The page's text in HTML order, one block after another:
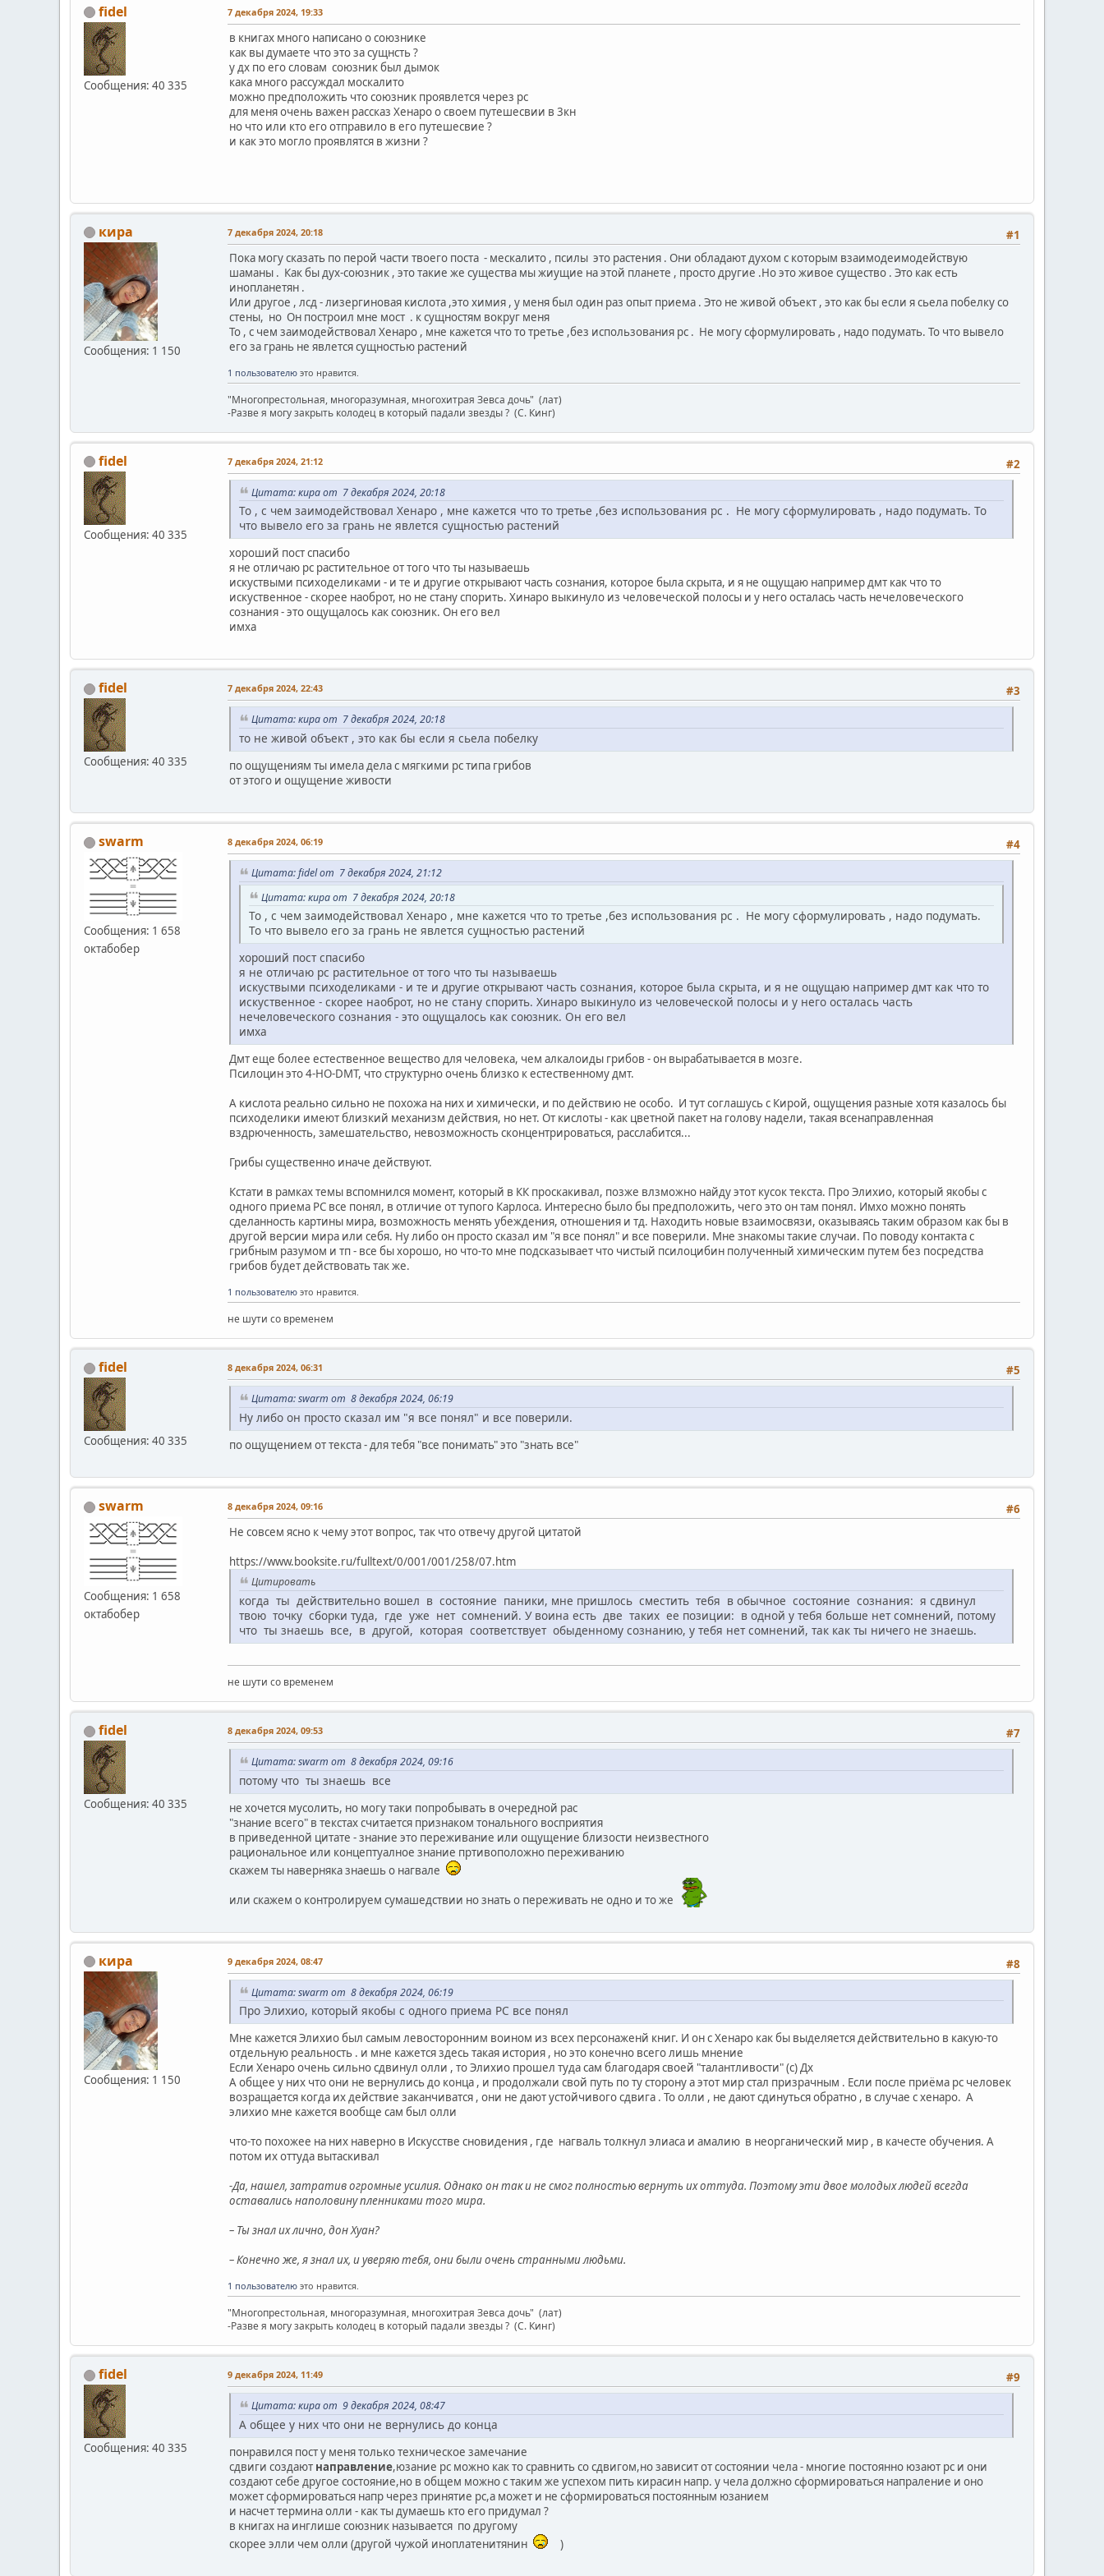
fidel
Сообщения: 40 335
7 декабря 2024, 19:33
в книгах много написано о союзнике
как вы думаете что это за сущнсть ?
у дх по его словам союзник был дымок
кака много рассуждал москалито
можно предположить что союзник проявлется через рс
для меня очень важен рассказ Хенаро о своем путешесвии в 3кн
но что или кто его отправило в его путешесвие ?
и как это могло проявлятся в жизни ?
кира
Сообщения: 1 150
#1
7 декабря 2024, 20:18
Пока могу сказать по перой части твоего поста - мескалито , псилы это растения . Они обладают духом с которым взаимодеимодействую
шаманы . Как бы дух-союзник , это такие же существа мы жиущие на этой планете , просто другие .Но это живое существо . Это как есть
инопланетян .
Или другое , лсд - лизергиновая кислота ,это химия , у меня был один раз опыт приема . Это не живой объект , это как бы если я сьела побелку со
стены, но Он построил мне мост . к сущностям вокруг меня
То , с чем заимодействовал Хенаро , мне кажется что то третье ,без использования рс . Не могу сформулировать , надо подумать. То что вывело
его за грань не явлется сущностью растений
1 пользователю это нравится.
"Многопрестольная, многоразумная, многохитрая Зевса дочь" (лат)
-Разве я могу закрыть колодец в который падали звезды ? (C. Кинг)
fidel
Сообщения: 40 335
#2
7 декабря 2024, 21:12
Цитата: кира от 7 декабря 2024, 20:18
То , с чем заимодействовал Хенаро , мне кажется что то третье ,без использования рс . Не могу сформулировать , надо подумать. То
что вывело его за грань не явлется сущностью растений
хороший пост спасибо
я не отличаю рс растительное от того что ты называешь
искуствыми психоделиками - и те и другие открывают часть сознания, которое была скрыта, и я не ощущаю например дмт как что то
искуственное - скорее наоброт, но не стану спорить. Хинаро выкинуло из человеческой полосы и у него осталась часть нечеловеческого
сознания - это ощущалось как союзник. Он его вел
имха
fidel
Сообщения: 40 335
#3
7 декабря 2024, 22:43
Цитата: кира от 7 декабря 2024, 20:18
то не живой объект , это как бы если я сьела побелку
по ощущениям ты имела дела с мягкими рс типа грибов
от этого и ощущение живости
swarm
Сообщения: 1 658
октабобер
#4
8 декабря 2024, 06:19
Цитата: fidel от 7 декабря 2024, 21:12
Цитата: кира от 7 декабря 2024, 20:18
То , с чем заимодействовал Хенаро , мне кажется что то третье ,без использования рс . Не могу сформулировать , надо подумать.
То что вывело его за грань не явлется сущностью растений
хороший пост спасибо
я не отличаю рс растительное от того что ты называешь
искуствыми психоделиками - и те и другие открывают часть сознания, которое была скрыта, и я не ощущаю например дмт как что то
искуственное - скорее наоброт, но не стану спорить. Хинаро выкинуло из человеческой полосы и у него осталась часть
нечеловеческого сознания - это ощущалось как союзник. Он его вел
имха
Дмт еще более естественное вещество для человека, чем алкалоиды грибов - он вырабатывается в мозге.
Псилоцин это 4-HO-DMT, что структурно очень близко к естественному дмт.
А кислота реально сильно не похожа на них и химически, и по действию не особо. И тут соглашусь с Кирой, ощущения разные хотя казалось бы
психоделики имеют близкий механизм действия, но нет. От кислоты - как цветной пакет на голову надели, такая всенаправленная
вздрюченность, замешательство, невозможность сконцентрироваться, расслабится...
Грибы существенно иначе действуют.
Кстати в рамках темы вспомнился момент, который в КК проскакивал, позже влзможно найду этот кусок текста. Про Элихио, который якобы с
одного приема РС все понял, в отличие от тупого Карлоса. Интересно было бы предположить, чего это он там понял. Имхо можно понять
сделанность картины мира, возможность менять убеждения, отношения и тд. Находить новые взаимосвязи, оказываясь таким образом как бы в
другой версии мира или себя. Ну либо он просто сказал им "я все понял" и все поверили. Мне знакомы такие случаи. По поводу контакта с
грибным разумом и тп - все бы хорошо, но что-то мне подсказывает что чистый псилоцибин полученный химическим путем без посредства
грибов будет действовать так же.
1 пользователю это нравится.
не шути со временем
fidel
Сообщения: 40 335
#5
8 декабря 2024, 06:31
Цитата: swarm от 8 декабря 2024, 06:19
Ну либо он просто сказал им "я все понял" и все поверили.
по ощущением от текста - для тебя "все понимать" это "знать все"
swarm
Сообщения: 1 658
октабобер
#6
8 декабря 2024, 09:16
Не совсем ясно к чему этот вопрос, так что отвечу другой цитатой
https://www.booksite.ru/fulltext/0/001/001/258/07.htm
Цитировать
когда ты действительно вошел в состояние паники, мне пришлось сместить тебя в обычное состояние сознания: я сдвинул
твою точку сборки туда, где уже нет сомнений. У воина есть две таких ее позиции: в одной у тебя больше нет сомнений, потому
что ты знаешь все, в другой, которая соответствует обыденному сознанию, у тебя нет сомнений, так как ты ничего не знаешь.
не шути со временем
fidel
Сообщения: 40 335
#7
8 декабря 2024, 09:53
Цитата: swarm от 8 декабря 2024, 09:16
потому что ты знаешь все
не хочется мусолить, но могу таки попробывать в очередной рас
"знание всего" в текстах считается признаком тонального восприятия
в приведенной цитате - знание это переживание или ощущение близости неизвестного
рациональное или концептуалное знание пртивоположно переживанию
скажем ты наверняка знаешь о нагвале
или скажем о контролируем сумашедствии но знать о переживать не одно и то же
кира
Сообщения: 1 150
#8
9 декабря 2024, 08:47
Цитата: swarm от 8 декабря 2024, 06:19
Про Элихио, который якобы с одного приема РС все понял
Мне кажется Элихио был самым левосторонним воином из всех персонаженй книг. И он с Хенаро как бы выделяется действительно в какую-то
отдельную реальность . и мне кажется здесь такая история , но это конечно всего лишь мнение
Если Хенаро очень сильно сдвинул олли , то Элихио прошел туда сам благодаря своей "талантливости" (с) Дх
А общее у них что они не вернулись до конца , и продолжали свой путь по ту сторону а этот мир стал призрачным . Если после приёма рс человек
возращается когда их действие заканчиватся , они не дают устойчивого сдвига . То олли , не дают сдинуться обратно , в случае с хенаро. А
элихио мне кажется вообще сам был олли
что-то похожее на них наверно в Искусстве сновидения , где нагваль толкнул элиаса и амалию в неорганический мир , в качесте обучения. А
потом их оттуда вытаскивал
-Да, нашел, затратив огромные усилия. Однако он так и не смог полностью вернуть их оттуда. Поэтому эти двое молодых людей всегда
оставались наполовину пленниками того мира.
– Ты знал их лично, дон Хуан?
– Конечно же, я знал их, и уверяю тебя, они были очень странными людьми.
1 пользователю это нравится.
"Многопрестольная, многоразумная, многохитрая Зевса дочь" (лат)
-Разве я могу закрыть колодец в который падали звезды ? (C. Кинг)
fidel
Сообщения: 40 335
#9
9 декабря 2024, 11:49
Цитата: кира от 9 декабря 2024, 08:47
А общее у них что они не вернулись до конца
понравился пост у меня только техническое замечание
сдвиги создают направление,юзание рс можно как то сравнить со сдвигом,но зависит от состоянии чела - многие постоянно юзают рс и они
создают себе другое состояние,но в общем можно с таким же успехом пить кирасин напр. у чела должно сформироваться напраление и оно
может сформироваться напр через принятие рс,а может и не сформироваться постоянным юзанием
и насчет термина олли - как ты думаешь кто его придумал ?
в книгах на инглише союзник называется по другому
скорее элли чем олли (другой чужой иноплатенитянин
)